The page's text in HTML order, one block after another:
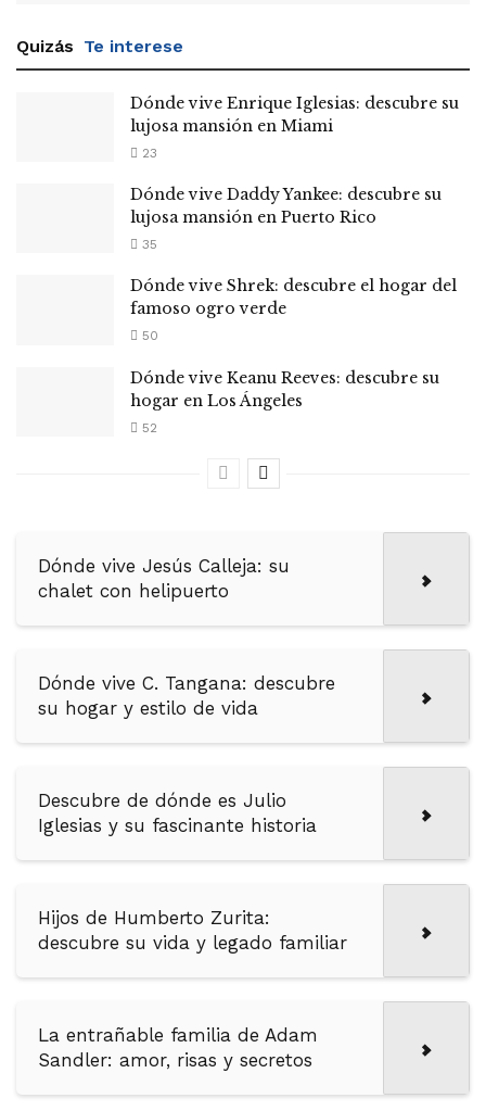
Quizás Te interese
Dónde vive Enrique Iglesias: descubre su
lujosa mansión en Miami
23
Dónde vive Daddy Yankee: descubre su
lujosa mansión en Puerto Rico
35
Dónde vive Shrek: descubre el hogar del
famoso ogro verde
50
Dónde vive Keanu Reeves: descubre su
hogar en Los Ángeles
52
Dónde vive Jesús Calleja: su
chalet con helipuerto
Dónde vive C. Tangana: descubre
su hogar y estilo de vida
Descubre de dónde es Julio
Iglesias y su fascinante historia
Hijos de Humberto Zurita:
descubre su vida y legado familiar
La entrañable familia de Adam
Sandler: amor, risas y secretos